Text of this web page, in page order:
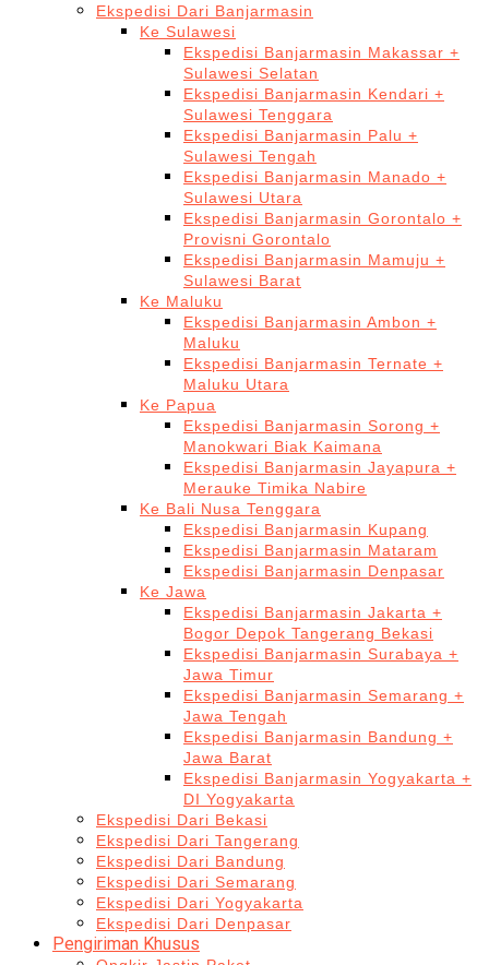
Ekspedisi Dari Banjarmasin
Ke Sulawesi
Ekspedisi Banjarmasin Makassar +
Sulawesi Selatan
Ekspedisi Banjarmasin Kendari +
Sulawesi Tenggara
Ekspedisi Banjarmasin Palu +
Sulawesi Tengah
Ekspedisi Banjarmasin Manado +
Sulawesi Utara
Ekspedisi Banjarmasin Gorontalo +
Provisni Gorontalo
Ekspedisi Banjarmasin Mamuju +
Sulawesi Barat
Ke Maluku
Ekspedisi Banjarmasin Ambon +
Maluku
Ekspedisi Banjarmasin Ternate +
Maluku Utara
Ke Papua
Ekspedisi Banjarmasin Sorong +
Manokwari Biak Kaimana
Ekspedisi Banjarmasin Jayapura +
Merauke Timika Nabire
Ke Bali Nusa Tenggara
Ekspedisi Banjarmasin Kupang
Ekspedisi Banjarmasin Mataram
Ekspedisi Banjarmasin Denpasar
Ke Jawa
Ekspedisi Banjarmasin Jakarta +
Bogor Depok Tangerang Bekasi
Ekspedisi Banjarmasin Surabaya +
Jawa Timur
Ekspedisi Banjarmasin Semarang +
Jawa Tengah
Ekspedisi Banjarmasin Bandung +
Jawa Barat
Ekspedisi Banjarmasin Yogyakarta +
DI Yogyakarta
Ekspedisi Dari Bekasi
Ekspedisi Dari Tangerang
Ekspedisi Dari Bandung
Ekspedisi Dari Semarang
Ekspedisi Dari Yogyakarta
Ekspedisi Dari Denpasar
Pengiriman Khusus